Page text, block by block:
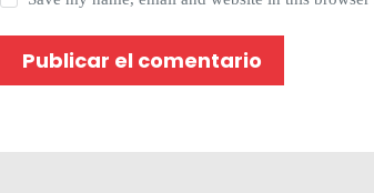
Publicar el comentario